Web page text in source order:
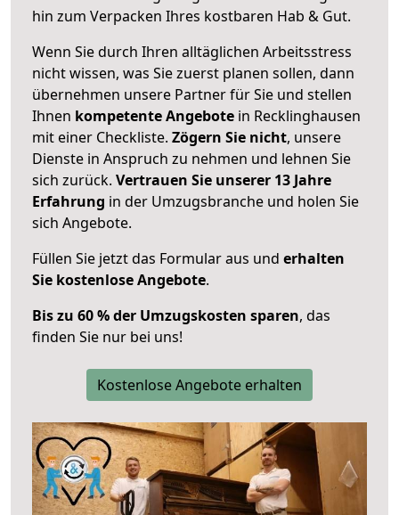
hin zum Verpacken Ihres kostbaren Hab & Gut.
Wenn Sie durch Ihren alltäglichen Arbeitsstress
nicht wissen, was Sie zuerst planen sollen, dann
übernehmen unsere Partner für Sie und stellen
Ihnen kompetente Angebote in Recklinghausen
mit einer Checkliste. Zögern Sie nicht, unsere
Dienste in Anspruch zu nehmen und lehnen Sie
sich zurück. Vertrauen Sie unserer 13 Jahre
Erfahrung in der Umzugsbranche und holen Sie
sich Angebote.
Füllen Sie jetzt das Formular aus und erhalten
Sie kostenlose Angebote.
Bis zu 60 % der Umzugskosten sparen, das
finden Sie nur bei uns!
Kostenlose Angebote erhalten